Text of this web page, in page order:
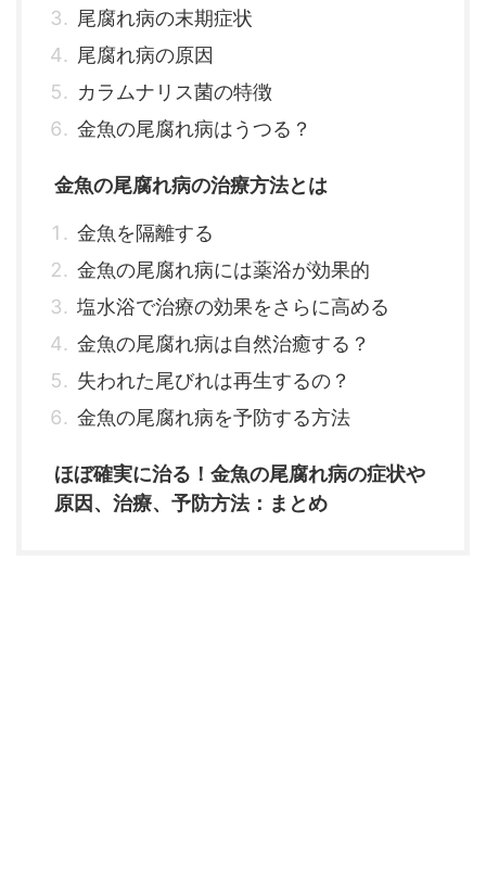
尾腐れ病の末期症状
尾腐れ病の原因
カラムナリス菌の特徴
金魚の尾腐れ病はうつる？
金魚の尾腐れ病の治療方法とは
金魚を隔離する
金魚の尾腐れ病には薬浴が効果的
塩水浴で治療の効果をさらに高める
金魚の尾腐れ病は自然治癒する？
失われた尾びれは再生するの？
金魚の尾腐れ病を予防する方法
ほぼ確実に治る！金魚の尾腐れ病の症状や
原因、治療、予防方法：まとめ